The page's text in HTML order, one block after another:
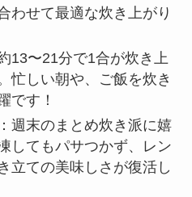
わせて最適な炊き上がり
13〜21分で1合が炊き上
忙しい朝や、ご飯を炊き
です！
：週末のまとめ炊き派に嬉
してもパサつかず、レン
立ての美味しさが復活し